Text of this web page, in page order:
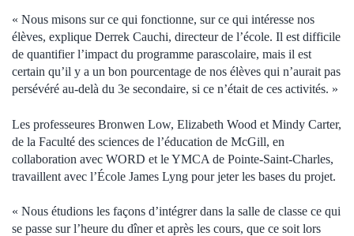
« Nous misons sur ce qui fonctionne, sur ce qui intéresse nos
élèves, explique Derrek Cauchi, directeur de l’école. Il est difficile
de quantifier l’impact du programme parascolaire, mais il est
certain qu’il y a un bon pourcentage de nos élèves qui n’aurait pas
persévéré au-delà du 3e secondaire, si ce n’était de ces activités. »
Les professeures Bronwen Low, Elizabeth Wood et Mindy Carter,
de la Faculté des sciences de l’éducation de McGill, en
collaboration avec WORD et le YMCA de Pointe-Saint-Charles,
travaillent avec l’École James Lyng pour jeter les bases du projet.
« Nous étudions les façons d’intégrer dans la salle de classe ce qui
se passe sur l’heure du dîner et après les cours, que ce soit lors